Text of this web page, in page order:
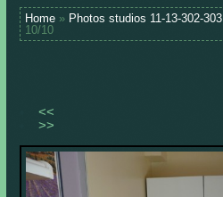
Home » Photos studios 11-13-302-303
10/10
<<
>>